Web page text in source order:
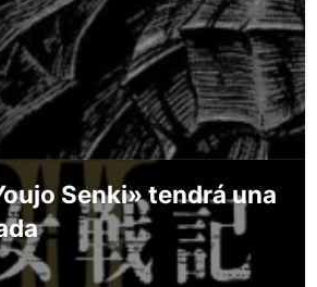
Senki» tendrá una